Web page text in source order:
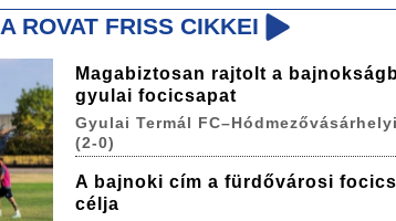
A ROVAT FRISS CIKKEI
Magabiztosan rajtolt a
gyulai focicsapat
Gyulai Termál
(2-0)
A bajnoki cím a fürdővárosi
célja